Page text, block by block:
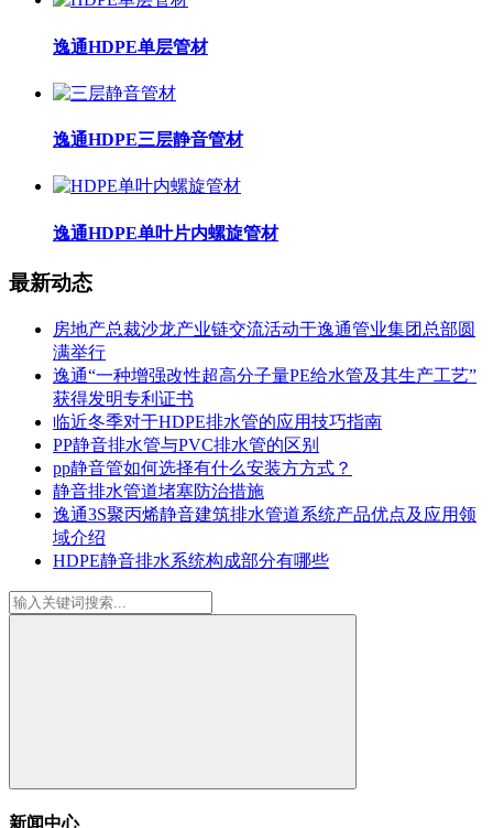
逸通HDPE单层管材
逸通HDPE三层静音管材
逸通HDPE单叶片内螺旋管材
最新动态
房地产总裁沙龙产业链交流活动于逸通管业集团总部圆
满举行
逸通“一种增强改性超高分子量PE给水管及其生产工艺”
获得发明专利证书
临近冬季对于HDPE排水管的应用技巧指南
PP静音排水管与PVC排水管的区别
pp静音管如何选择有什么安装方方式？
静音排水管道堵塞防治措施
逸通3S聚丙烯静音建筑排水管道系统产品优点及应用领
域介绍
HDPE静音排水系统构成部分有哪些
新闻中心